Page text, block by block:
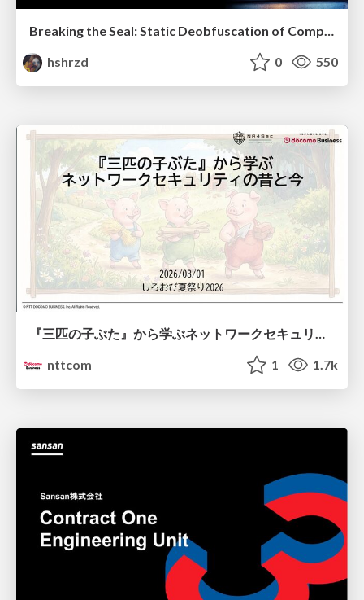
Breaking the Seal: Static Deobfuscation of Compiled V8 JavaScript Bytecode Malware
hshrzd
0 550
『三匹の子ぶた』から学ぶネットワークセキュリティの昔と今 / Network Security: Then and Now Through the Lens of The Three Little Pigs
nttcom
1 1.7k